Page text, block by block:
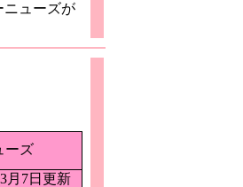
ニューズが
ーズ
3月7日更新